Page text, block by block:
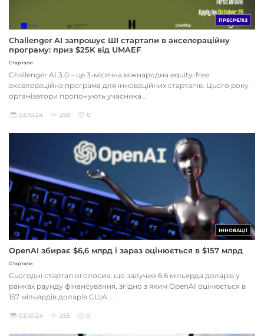
ПРЕСРЕЛІЗ
Challenger AI запрошує ШІ стартапи в акселераційну
програму: приз $25K від UMAEF
Стартапи
Challenger AI 3.0 – це 3-місячна міжнародна equity-free
акселераційна програма для інноваційних стартапів. Цього року
організатори пропонують учасника...
03.10.24 250 0
ІННОВАЦІЇ
OpenAI збирає $6,6 млрд і зараз оцінюється в $157 млрд
Стартапи
Сьогодні стартап оголосив, що залучив 6,6 мільярда доларів у
рамках раунду фінансування, згідно з яким OpenAI оцінюється в
157 мільярдів доларів США....
03.10.24 255 0